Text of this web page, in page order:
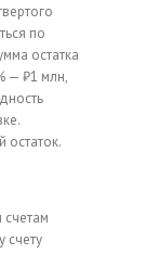
по
остатка
— ₽1 млн,
остаток.
счету